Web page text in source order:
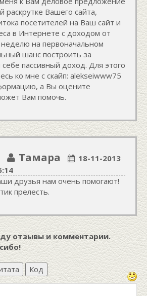
Вашего сайта,
посетителей на Ваш сайт и
в Интернете с доходом от
на первоначальном
шанс построить за
пассивный доход. Для этого
ко мне с скайп: alekseiwww75
а Вы оцените
Вам помочь.
Тамара
18-11-2013
друзья нам очень помогают!
прелесть.
отзывы и комментарии.
Код